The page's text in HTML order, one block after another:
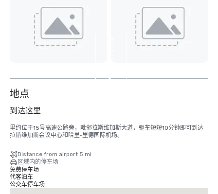
8
地点
到达这里
里约位于15号高速公路旁，毗邻拉斯维加斯大道，驱车短短10分钟即可到达
拉斯维加斯会议中心和哈里·里德国际机场。
Distance from airport 5 mi
区域内的停车场
免费停车场
代客泊车
公交车停车场